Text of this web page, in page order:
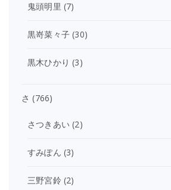
鬼頭明里 (7)
黒嵜菜々子 (30)
黒木ひかり (3)
さ (766)
さつきあい (2)
すみぽん (3)
三野宮鈴(2)